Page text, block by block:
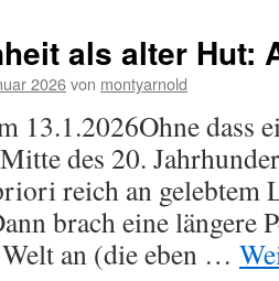
als alter Hut:
2026von montyarnold
13.1.2026Ohne dass
des 20.
reich an gelebtem
brach eine längere
an (die eben …